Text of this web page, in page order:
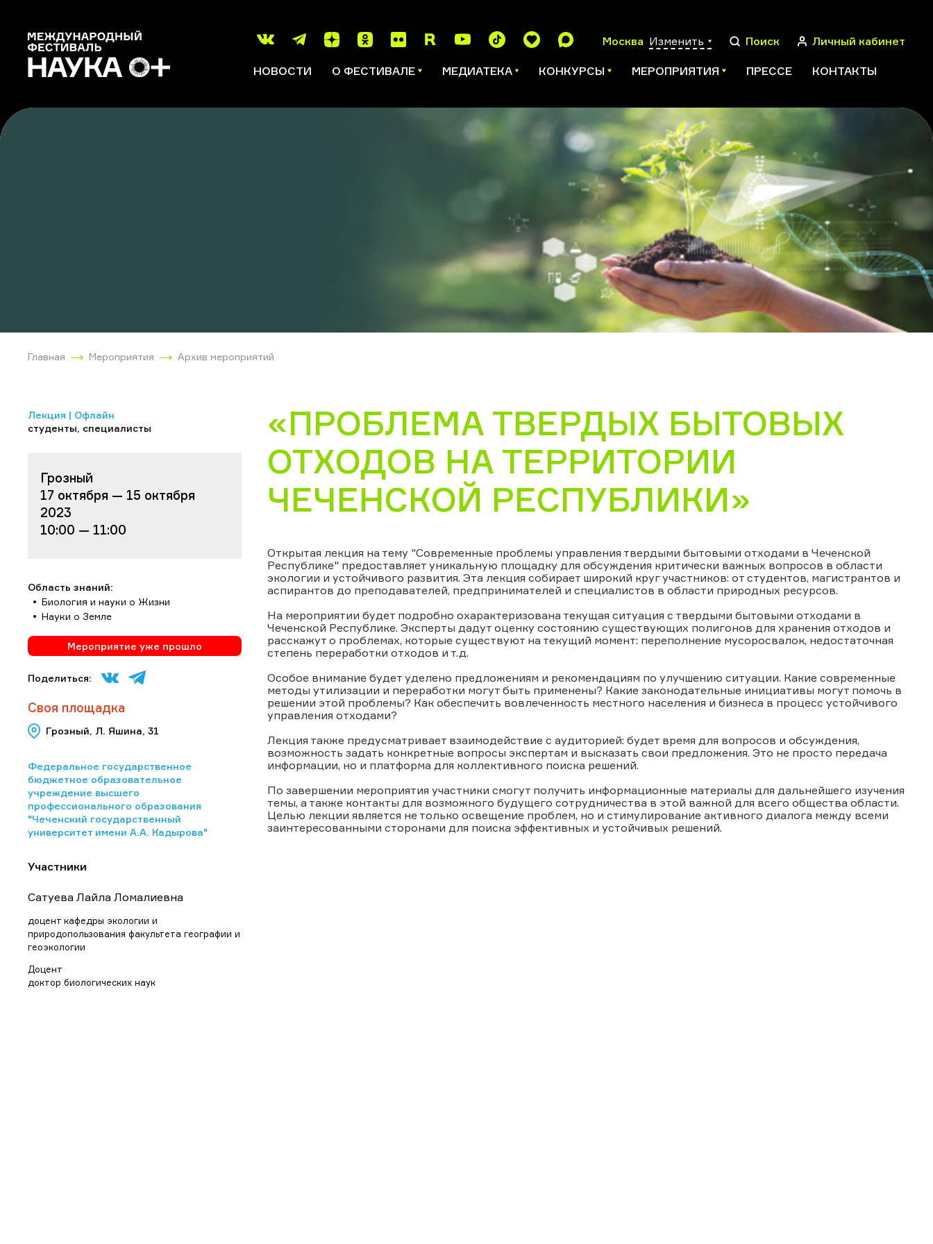
Москва Изменить Поиск
ПОИСК
Личный кабинет
НОВОСТИ О ФЕСТИВАЛЕ МЕДИАТЕКА КОНКУРСЫ МЕРОПРИЯТИЯ ПРЕССЕ КОНТАКТЫ
Главная Мероприятия Архив мероприятий
Лекция | Офлайн
студенты, специалисты
Грозный
17 октября — 15 октября
2023
10:00 — 11:00
Область знаний:
Биология и науки о Жизни
Науки о Земле
Мероприятие уже прошло
Поделиться:
Своя площадка
Грозный, Л. Яшина, 31
Федеральное государственное
бюджетное образовательное
учреждение высшего
профессионального образования
"Чеченский государственный
университет имени А.А. Кадырова"
Участники
Сатуева Лайла Ломалиевна
доцент кафедры экологии и
природопользования факультета географии и
геоэкологии
Доцент
доктор биологических наук
«ПРОБЛЕМА ТВЕРДЫХ БЫТОВЫХ
ОТХОДОВ НА ТЕРРИТОРИИ
ЧЕЧЕНСКОЙ РЕСПУБЛИКИ»
Открытая лекция на тему "Современные проблемы управления твердыми бытовыми отходами в Чеченской
Республике" предоставляет уникальную площадку для обсуждения критически важных вопросов в области
экологии и устойчивого развития. Эта лекция собирает широкий круг участников: от студентов, магистрантов и
аспирантов до преподавателей, предпринимателей и специалистов в области природных ресурсов.
На мероприятии будет подробно охарактеризована текущая ситуация с твердыми бытовыми отходами в
Чеченской Республике. Эксперты дадут оценку состоянию существующих полигонов для хранения отходов и
расскажут о проблемах, которые существуют на текущий момент: переполнение мусоросвалок, недостаточная
степень переработки отходов и т.д.
Особое внимание будет уделено предложениям и рекомендациям по улучшению ситуации. Какие современные
методы утилизации и переработки могут быть применены? Какие законодательные инициативы могут помочь в
решении этой проблемы? Как обеспечить вовлеченность местного населения и бизнеса в процесс устойчивого
управления отходами?
Лекция также предусматривает взаимодействие с аудиторией: будет время для вопросов и обсуждения,
возможность задать конкретные вопросы экспертам и высказать свои предложения. Это не просто передача
информации, но и платформа для коллективного поиска решений.
По завершении мероприятия участники смогут получить информационные материалы для дальнейшего изучения
темы, а также контакты для возможного будущего сотрудничества в этой важной для всего общества области.
Целью лекции является не только освещение проблем, но и стимулирование активного диалога между всеми
заинтересованными сторонами для поиска эффективных и устойчивых решений.